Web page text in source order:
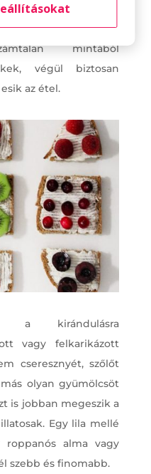
uzsonnás
keressétek fel
mintából
végül biztosan
az étel.
a kirándulásra
vagy felkarikázott
cseresznyét, szőlőt
olyan gyümölcsöt
is jobban megeszik a
Egy lila mellé
roppanós alma vagy
szebb és finomabb.